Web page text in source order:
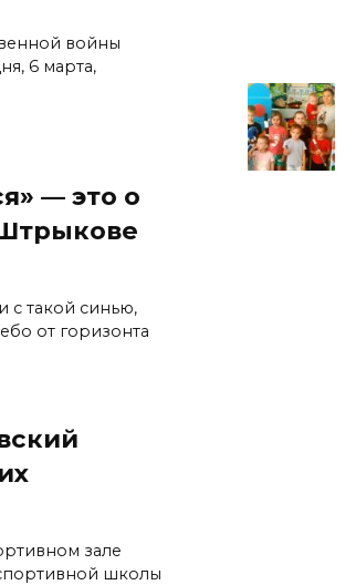
войны
6 марта,
— это о
с такой синью,
от горизонта
зале
школы